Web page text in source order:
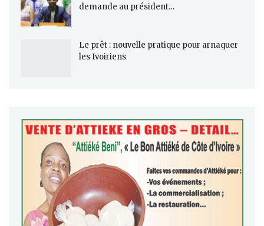
demande au président…
Le prêt : nouvelle pratique pour arnaquer
les Ivoiriens